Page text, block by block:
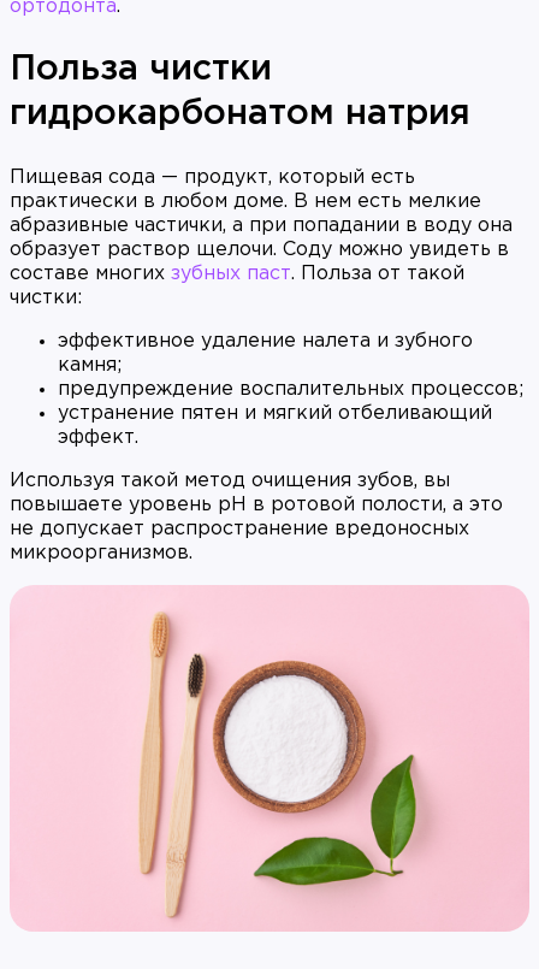
ортодонта.
Польза чистки
гидрокарбонатом натрия
Пищевая сода — продукт, который есть
практически в любом доме. В нем есть мелкие
абразивные частички, а при попадании в воду она
образует раствор щелочи. Соду можно увидеть в
составе многих зубных паст. Польза от такой
чистки:
эффективное удаление налета и зубного
камня;
предупреждение воспалительных процессов;
устранение пятен и мягкий отбеливающий
эффект.
Используя такой метод очищения зубов, вы
повышаете уровень рН в ротовой полости, а это
не допускает распространение вредоносных
микроорганизмов.